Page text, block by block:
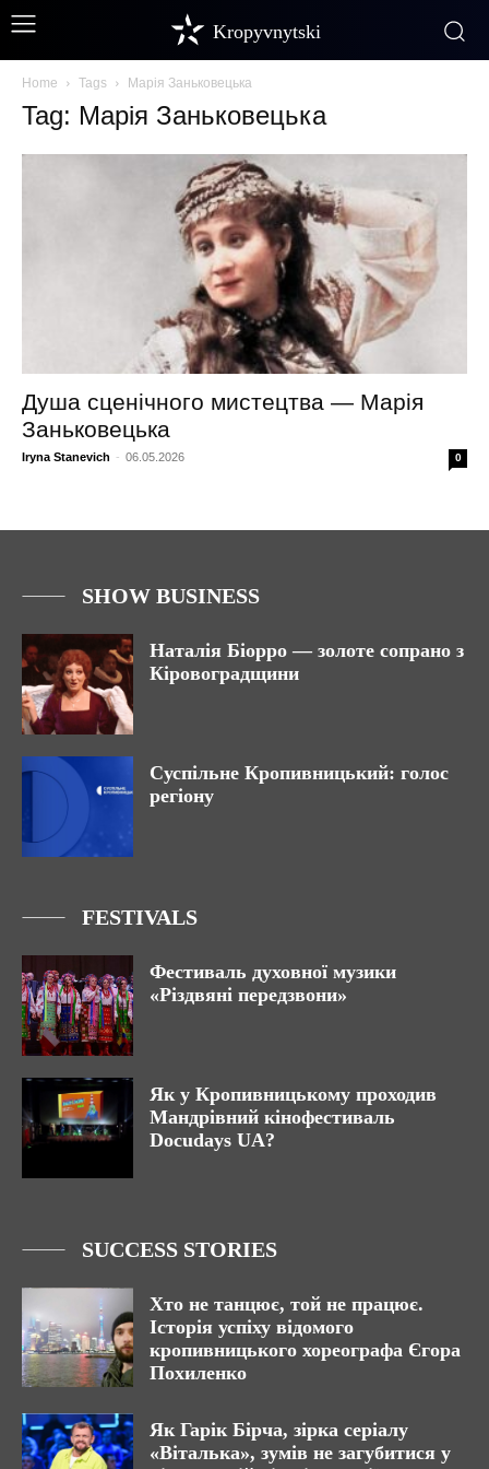
Kropyvnytski
Home Tags Марія Заньковецька
Tag: Марія Заньковецька
Душа сценічного мистецтва — Марія
Заньковецька
Iryna Stanevich - 06.05.2026 0
SHOW BUSINESS
Наталія Біорро — золоте сопрано з
Кіровоградщини
Суспільне Кропивницький: голос
регіону
FESTIVALS
Фестиваль духовної музики
«Різдвяні передзвони»
Як у Кропивницькому проходив
Мандрівний кінофестиваль
Docudays UA?
SUCCESS STORIES
Хто не танцює, той не працює.
Історія успіху відомого
кропивницького хореографа Єгора
Похиленко
Як Гарік Бірча, зірка серіалу
«Віталька», зумів не загубитися у